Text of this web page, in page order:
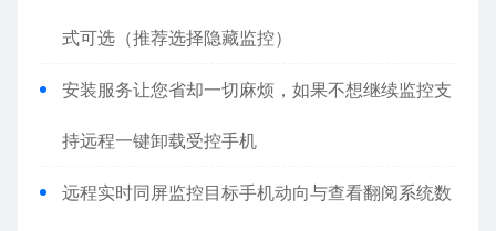
式可选（推荐选择隐藏监控）
安装服务让您省却一切麻烦，如果不想继续监控支
持远程一键卸载受控手机
远程实时同屏监控目标手机动向与查看翻阅系统数